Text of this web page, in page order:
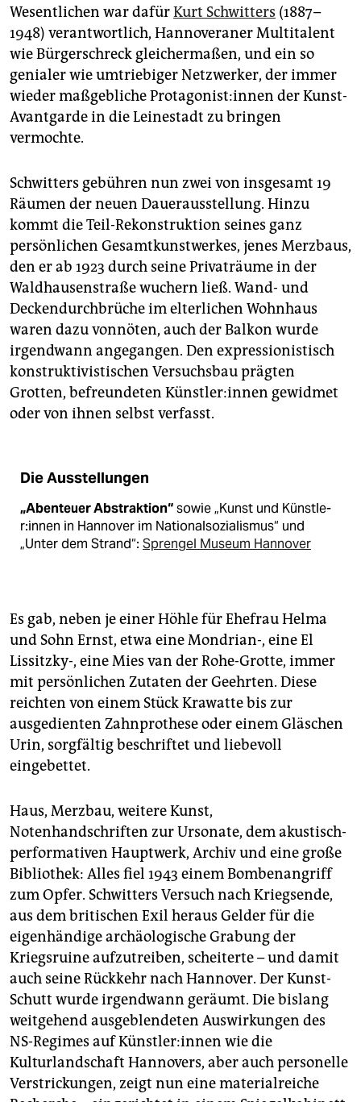
Wesentlichen war dafürKurt Schwitters (1887–
1948) verantwortlich, Hannoveraner Multitalent
wie Bürgerschreck gleichermaßen, und ein so
genialer wie umtriebiger Netzwerker, der immer
wieder maßgebliche Prot­ago­nis­t:in­nen der Kunst-
Avantgarde in die Leinestadt zu bringen
vermochte.
Schwitters gebühren nun zwei von insgesamt 19
Räumen der neuen Dauerausstellung. Hinzu
kommt die Teil-Rekonstruktion seines ganz
persönlichen Gesamtkunstwerkes, jenes Merzbaus,
den er ab 1923 durch seine Privaträume in der
Waldhausenstraße wuchern ließ. Wand- und
Deckendurchbrüche im elterlichen Wohnhaus
waren dazu vonnöten, auch der Balkon wurde
irgendwann angegangen. Den expressionistisch
konstruktivistischen Versuchsbau prägten
Grotten, befreundeten Künst­le­r:in­nen gewidmet
oder von ihnen selbst verfasst.
Die Ausstellungen
„Abenteuer Abstraktion“sowie „Kunst und Künstle­
r:in­nen in Hannover im Nationalsozialismus“ und
„Unter dem Strand“: Sprengel Museum Hannover
Es gab, neben je einer Höhle für Ehefrau Helma
und Sohn Ernst, etwa eine Mondrian-, eine El
Lissitzky-, eine Mies van der Rohe-Grotte, immer
mit persönlichen Zutaten der Geehrten. Diese
reichten von einem Stück Krawatte bis zur
ausgedienten Zahnprothese oder einem Gläschen
Urin, sorgfältig beschriftet und liebevoll
eingebettet.
Haus, Merzbau, weitere Kunst,
Notenhandschriften zur Ursonate, dem akustisch-
performativen Hauptwerk, Archiv und eine große
Bibliothek: Alles fiel 1943 einem Bombenangriff
zum Opfer. Schwitters Versuch nach Kriegsende,
aus dem britischen Exil heraus Gelder für die
eigenhändige archäologische Grabung der
Kriegsruine aufzutreiben, scheiterte – und damit
auch seine Rückkehr nach Hannover. Der Kunst-
Schutt wurde irgendwann geräumt. Die bislang
weitgehend ausgeblendeten Auswirkungen des
NS-Regimes auf Künst­le­r:in­nen wie die
Kulturlandschaft Hannovers, aber auch personelle
Verstrickungen, zeigt nun eine materialreiche